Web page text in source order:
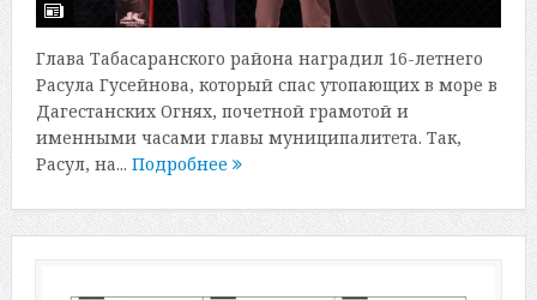
Глава Табасаранского района наградил 16-летнего
Расула Гусейнова, который спас утопающих в море в
Дагестанских Огнях, почетной грамотой и
именными часами главы муниципалитета. Так,
Расул, на... Подробнее